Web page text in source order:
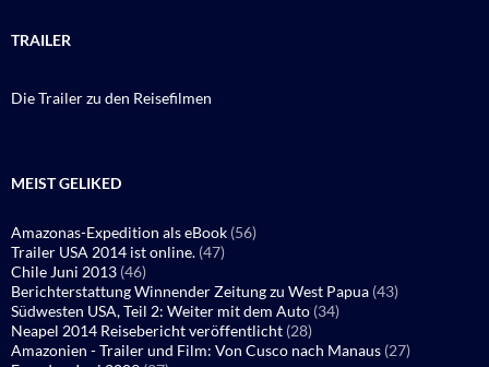
TRAILER
Die Trailer zu den Reisefilmen
MEIST GELIKED
Amazonas-Expedition als eBook (56)
Trailer USA 2014 ist online. (47)
Chile Juni 2013 (46)
Berichterstattung Winnender Zeitung zu West Papua (43)
Südwesten USA, Teil 2: Weiter mit dem Auto (34)
Neapel 2014 Reisebericht veröffentlicht (28)
Amazonien - Trailer und Film: Von Cusco nach Manaus (27)